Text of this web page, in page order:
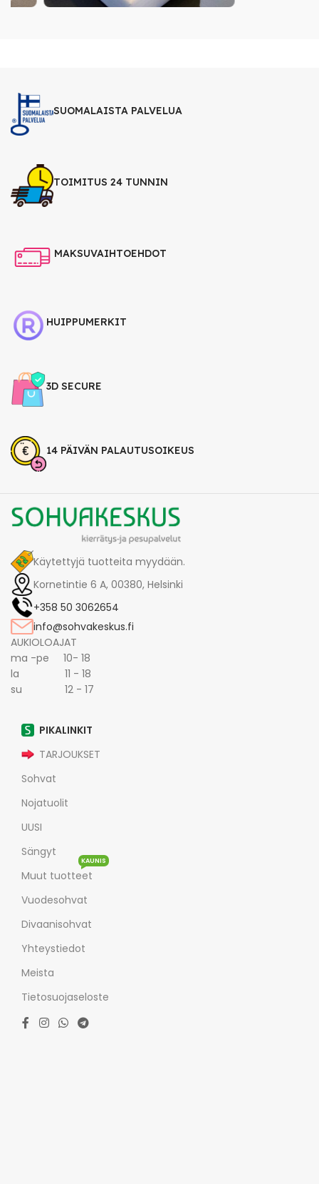
SUOMALAISTA PALVELUA
TOIMITUS 24 TUNNIN
MAKSUVAIHTOEHDOT
HUIPPUMERKIT
3D SECURE
14 PÄIVÄN PALAUTUSOIKEUS
Käytettyjä tuotteita myydään.
Kornetintie 6 A, 00380, Helsinki
+358 50 3062654
info@sohvakeskus.fi
AUKIOLOAJAT
ma -pe 10- 18
la 11 - 18
su 12 - 17
PIKALINKIT
TARJOUKSET
Sohvat
Nojatuolit
UUSI
Sängyt
Muut tuotteet
KAUNIS
Vuodesohvat
Divaanisohvat
Yhteystiedot
Meista
Tietosuojaseloste